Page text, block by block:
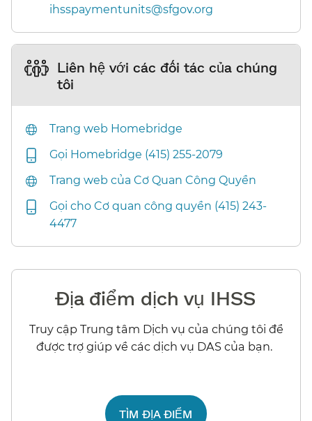
ihsspaymentunits@sfgov.org​​
Liên hệ với các đối tác của chúng
tôi​​
Trang web Homebridge​​
Gọi Homebridge (415) 255-2079​​
Trang web của Cơ Quan Công Quyền​​
Gọi cho Cơ quan công quyền (415) 243-
4477​​
Địa điểm dịch vụ IHSS​​
Truy cập Trung tâm Dịch vụ của chúng tôi để
được trợ giúp về các dịch vụ DAS của bạn.​​
TÌM ĐỊA ĐIỂM​​